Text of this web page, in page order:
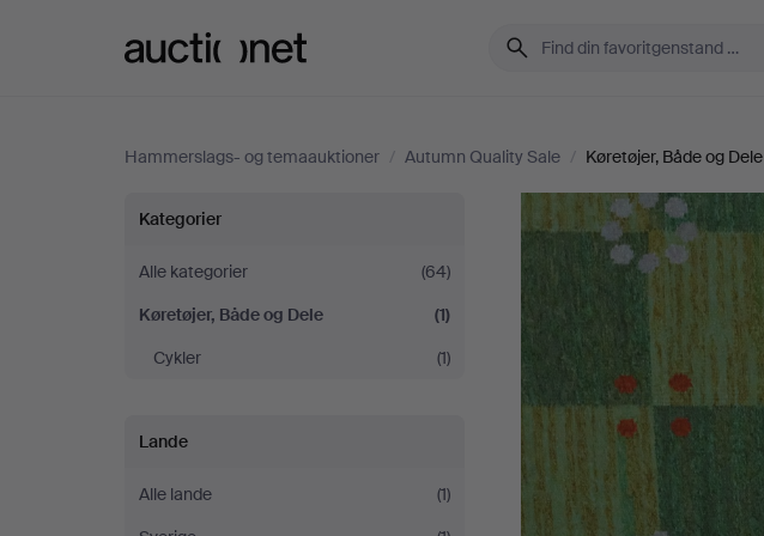
Hammerslags- og temaauktioner / Autumn Quality Sale / Køretøjer, Både og Dele
Autumn
Quality
Sale
Kategorier
Alle kategorier
(64)
Køretøjer, Både og Dele
(1)
Cykler
(1)
Lande
Alle lande
(1)